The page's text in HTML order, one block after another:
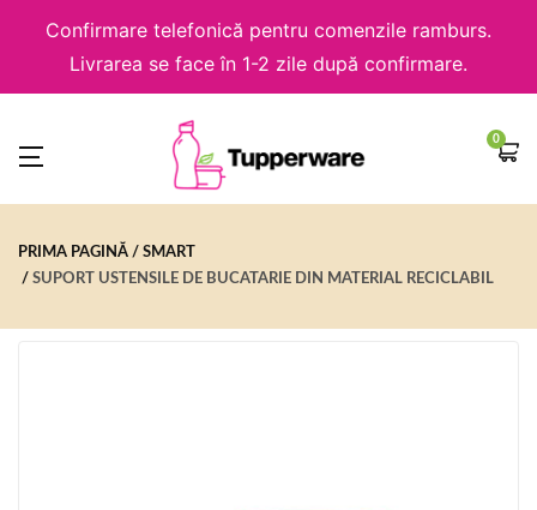
Confirmare telefonică pentru comenzile ramburs.
Livrarea se face în 1-2 zile după confirmare.
0
PRIMA PAGINĂ
SMART
SUPORT USTENSILE DE BUCATARIE DIN MATERIAL RECICLABIL